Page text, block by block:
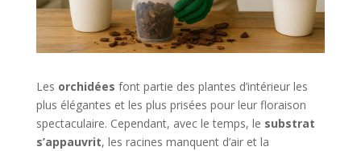
Les orchidées font partie des plantes d’intérieur les
plus élégantes et les plus prisées pour leur floraison
spectaculaire. Cependant, avec le temps, le substrat
s’appauvrit, les racines manquent d’air et la